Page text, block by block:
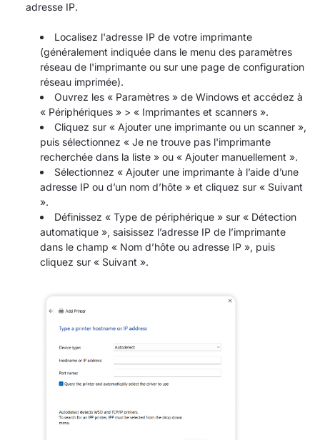
adresse IP.
Localisez l'adresse IP de votre imprimante
(généralement indiquée dans le menu des paramètres
réseau de l'imprimante ou sur une page de configuration
réseau imprimée).
Ouvrez les « Paramètres » de Windows et accédez à
« Périphériques » > « Imprimantes et scanners ».
Cliquez sur « Ajouter une imprimante ou un scanner »,
puis sélectionnez « Je ne trouve pas l'imprimante
recherchée dans la liste » ou « Ajouter manuellement ».
Sélectionnez « Ajouter une imprimante à l’aide d’une
adresse IP ou d’un nom d’hôte » et cliquez sur « Suivant
».
Définissez « Type de périphérique » sur « Détection
automatique », saisissez l’adresse IP de l’imprimante
dans le champ « Nom d’hôte ou adresse IP », puis
cliquez sur « Suivant ».